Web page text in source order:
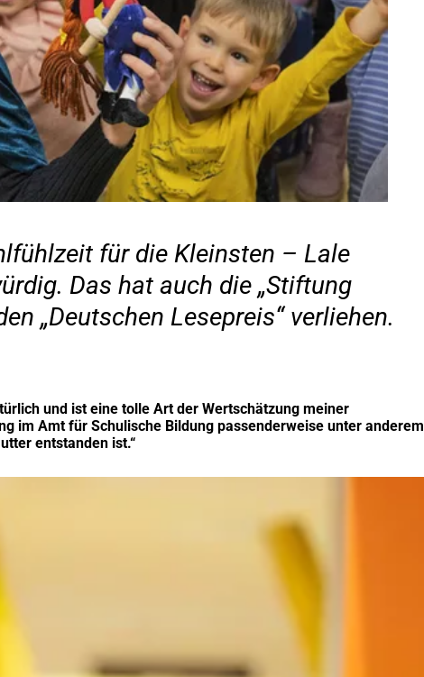
für die Kleinsten – Lale
Das hat auch die „Stiftung
„Deutschen Lesepreis“ verliehen.
und ist eine tolle Art der Wertschätzung meiner
im Amt für Schulische Bildung passenderweise unter anderem
entstanden ist.“